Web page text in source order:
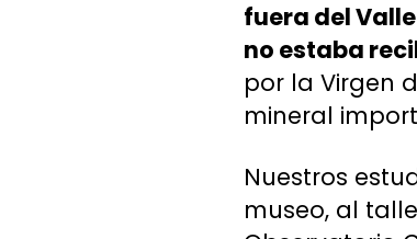
fuera del
no estaba
por la Virgen
mineral
Nuestros
museo, al